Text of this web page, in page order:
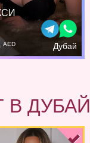
AED Дубай
В ДУБАЙ